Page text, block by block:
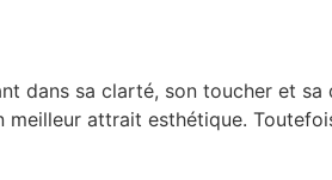
dans sa clarté, son toucher et
attrait esthétique.